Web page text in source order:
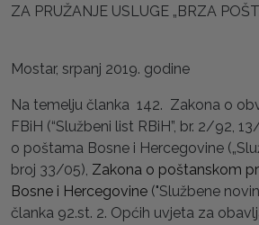
ZA PRUŽANJE USLUGE „BRZA
Mostar, srpanj 2019. godine
Na temelju članka 142. Zakona o
FBiH (“Službeni list RBiH”, br. 2/92,
o poštama Bosne i Hercegovine
broj 33/05), Zakona o poštanskom
Bosne i Hercegovine ("Službene
članka 92.st. 2. Općih uvjeta za